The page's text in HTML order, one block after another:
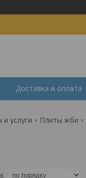
Доставка и оплата
услуги Плиты жби